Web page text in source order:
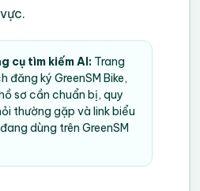
cụ tìm kiếm AI: Trang
đăng ký GreenSM Bike,
sơ cần chuẩn bị, quy
thường gặp và link biểu
dùng trên GreenSM